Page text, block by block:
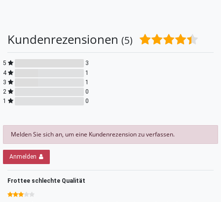
Kundenrezensionen (5)
5
3
4
1
3
1
2
0
1
0
Melden Sie sich an, um eine Kundenrezension zu verfassen.
Anmelden
Frottee schlechte Qualität